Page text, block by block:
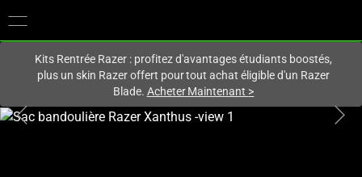
Kits Rentrée Razer : profitez d'avantages étudiants boostés,
plus un skin Razer offert pour tout achat éligible d'un Razer
Blade. Acheter Maintenant >
This